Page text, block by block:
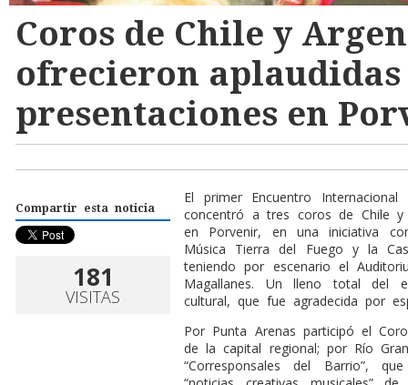
Coros de Chile y
ofrecieron aplaudidas
presentaciones en
Compartir esta noticia
181
VISITAS
El primer Encuentro
concentró a tres coros de Chile
en Porvenir, en una iniciativa
Música Tierra del Fuego y la
teniendo por escenario el
Magallanes. Un lleno total del
cultural, que fue agradecida por
Por Punta Arenas participó el
de la capital regional; por Río
“Corresponsales del Barrio”,